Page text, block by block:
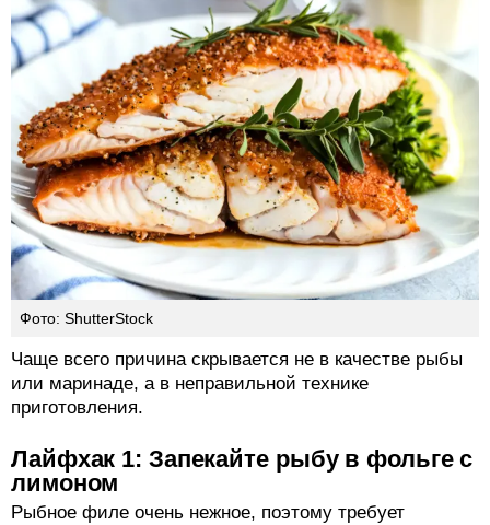
Фото: ShutterStock
Чаще всего причина скрывается не в качестве рыбы
или маринаде, а в неправильной технике
приготовления.
Лайфхак 1: Запекайте рыбу в фольге с
лимоном
Рыбное филе очень нежное, поэтому требует